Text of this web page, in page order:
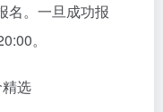
。一旦成功报
。
选